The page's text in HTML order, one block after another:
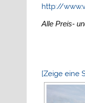
http://
Alle Preis-
[Zeige eine